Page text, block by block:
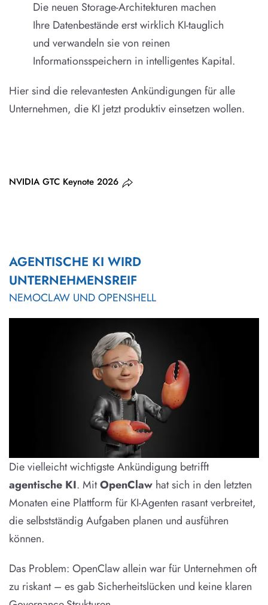
Die neuen Storage-Architekturen machen
Ihre Datenbestände erst wirklich KI-tauglich
und verwandeln sie von reinen
Informationsspeichern in intelligentes Kapital.
Hier sind die relevantesten Ankündigungen für alle
Unternehmen, die KI jetzt produktiv einsetzen wollen.
NVIDIA GTC Keynote 2026
AGENTISCHE KI WIRD
UNTERNEHMENSREIF
NEMOCLAW UND OPENSHELL
Die vielleicht wichtigste Ankündigung betrifft
agentische KI. MitOpenClaw hat sich in den letzten
Monaten eine Plattform für KI-Agenten rasant verbreitet,
die selbstständig Aufgaben planen und ausführen
können.
Das Problem: OpenClaw allein war für Unternehmen oft
zu riskant – es gab Sicherheitslücken und keine klaren